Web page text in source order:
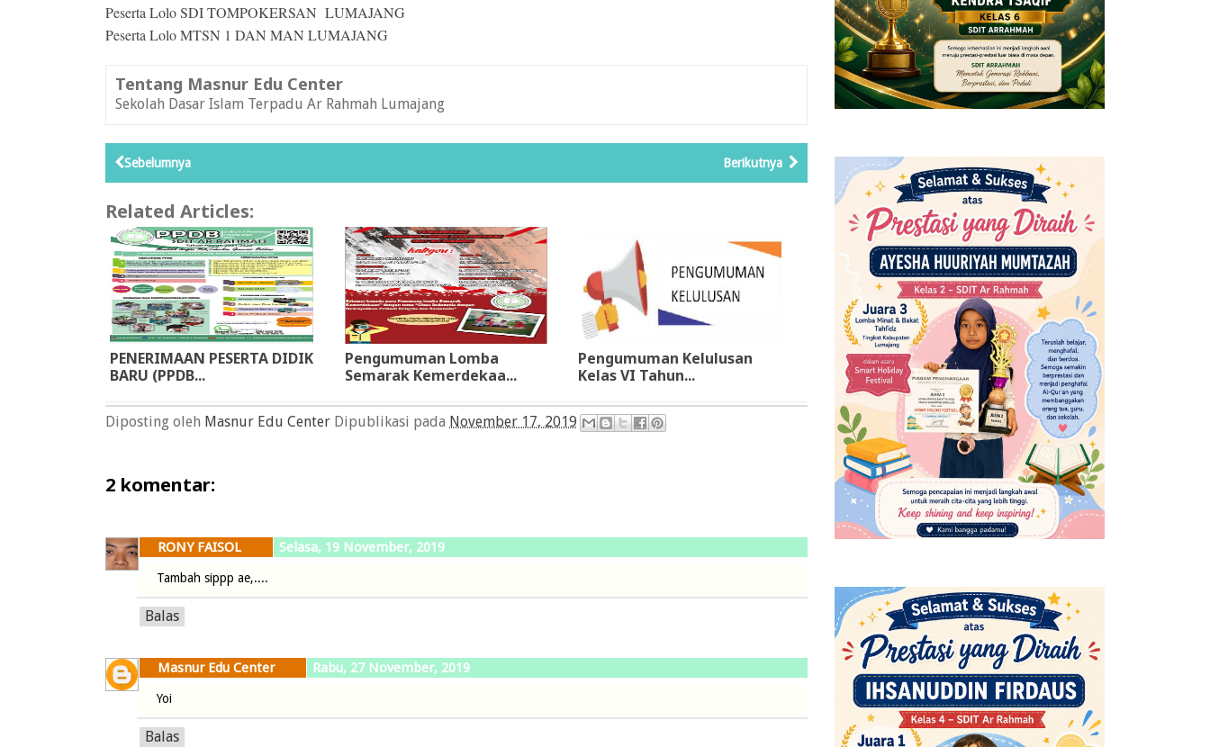
Peserta LoloSDI TOMPOKERSAN LUMAJANG
Peserta LoloMTSN 1 DAN MAN LUMAJANG
Tentang Masnur Edu Center
Sekolah Dasar Islam Terpadu Ar Rahmah Lumajang
Berikutnya
Sebelumnya
Related Articles:
PENERIMAAN PESERTA DIDIK
BARU (PPDB...
Pengumuman Lomba
Semarak Kemerdekaa...
Pengumuman Kelulusan
Kelas VI Tahun...
Diposting oleh Masnur Edu Center Dipublikasi pada November 17, 2019
2 komentar:
RONY FAISOL Selasa, 19 November, 2019
Tambah sippp ae,....
Balas
Masnur Edu Center Rabu, 27 November, 2019
Yoi
Balas